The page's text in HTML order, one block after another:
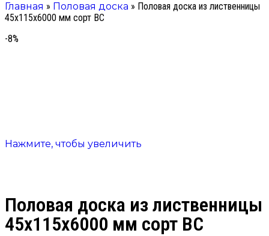
Главная » Половая доска » Половая доска из лиственницы
45х115х6000 мм сорт ВС
-8%
Нажмите, чтобы увеличить
Половая доска из лиственницы
45х115х6000 мм сорт ВС